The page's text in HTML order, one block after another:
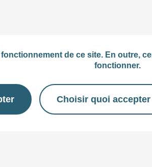
de ce site. En outre,
fonctionner.
Choisir quoi accepter